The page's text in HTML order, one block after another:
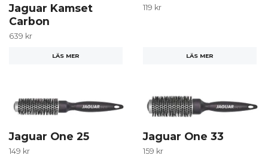
Jaguar Kamset
Carbon
639 kr
LÄS MER
119 kr
LÄS MER
Jaguar One 25
149 kr
Jaguar One 33
159 kr